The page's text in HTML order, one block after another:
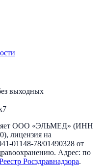
выходных
ООО «ЭЛЬМЕД» (ИНН
), лицензия на
01148-78/01490328 от
. Адрес: по
Росздравнадзора.